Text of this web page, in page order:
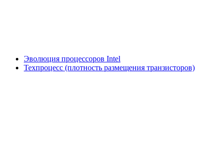
Эволюция процессоров Intel
Техпроцесс (плотность размещения транзисторов)